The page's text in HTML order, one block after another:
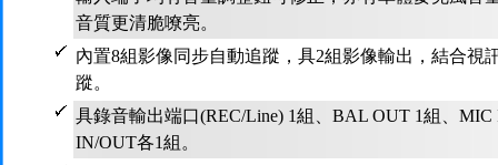
音質更清脆嘹亮。
內置8組影像同步自動追蹤，具2組影像輸出，結合視
蹤。
具錄音輸出端口(REC/Line) 1組、BAL OUT 1組、
IN/OUT各1組。